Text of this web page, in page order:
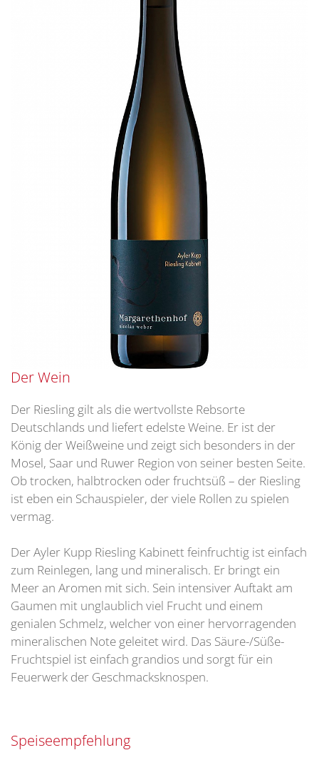
Der Wein
Der Riesling gilt als die wertvollste Rebsorte
Deutschlands und liefert edelste Weine. Er ist der
König der Weißweine und zeigt sich besonders in der
Mosel, Saar und Ruwer Region von seiner besten Seite.
Ob trocken, halbtrocken oder fruchtsüß – der Riesling
ist eben ein Schauspieler, der viele Rollen zu spielen
vermag.
Der Ayler Kupp Riesling Kabinett feinfruchtig ist einfach
zum Reinlegen, lang und mineralisch. Er bringt ein
Meer an Aromen mit sich. Sein intensiver Auftakt am
Gaumen mit unglaublich viel Frucht und einem
genialen Schmelz, welcher von einer hervorragenden
mineralischen Note geleitet wird. Das Säure-/Süße-
Fruchtspiel ist einfach grandios und sorgt für ein
Feuerwerk der Geschmacksknospen.
Speiseempfehlung